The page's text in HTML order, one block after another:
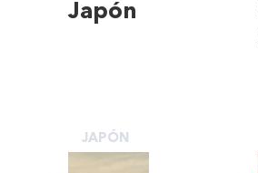
Japón
JAPÓN